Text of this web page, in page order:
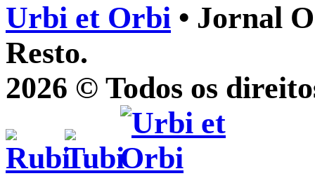
Urbi et Orbi • Jornal
Resto.
2026 © Todos os